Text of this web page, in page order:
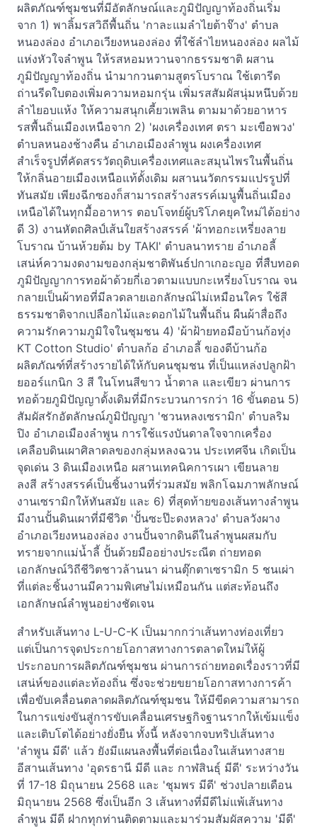
ผลิตภัณฑ์ชุมชนที่มีอัตลักษณ์และภูมิปัญญาท้องถิ่นเริ่ม
จาก 1) พาลิ้มรสวิถีพื้นถิ่น 'กาละแมลำไยต้าจ๊าง' ตำบล
หนองล่อง อำเภอเวียงหนองล่อง ที่ใช้ลำไยหนองล่อง ผลไม้
แห่งหัวใจลำพูน ให้รสหอมหวานจากธรรมชาติ ผสาน
ภูมิปัญญาท้องถิ่น นำมากวนตามสูตรโบราณ ใช้เตารีด
ถ่านรีดใบตองเพิ่มความหอมกรุ่น เพิ่มรสสัมผัสนุ่มหนึบด้วย
ลำไยอบแห้ง ให้ความสนุกเคี้ยวเพลิน ตามมาด้วยอาหาร
รสพื้นถิ่นเมืองเหนือจาก 2) 'ผงเครื่องเทศ ตรา มะเขือพวง'
ตำบลหนองช้างคืน อำเภอเมืองลำพูน ผงเครื่องเทศ
สำเร็จรูปที่คัดสรรวัตถุดิบเครื่องเทศและสมุนไพรในพื้นถิ่น
ให้กลิ่นอายเมืองเหนือแท้ดั้งเดิม ผสานนวัตกรรมแปรรูปที่
ทันสมัย เพียงฉีกซองก็สามารถสร้างสรรค์เมนูพื้นถิ่นเมือง
เหนือได้ในทุกมื้ออาหาร ตอบโจทย์ผู้บริโภคยุคใหม่ได้อย่าง
ดี 3) งานหัตถศิลป์เส้นใยสร้างสรรค์ 'ผ้าทอกะเหรี่ยงลาย
โบราณ บ้านห้วยต้ม by TAKI' ตำบลนาทราย อำเภอลี้
เสน่ห์ความงดงามของกลุ่มชาติพันธ์ปกาเกอะญอ ที่สืบทอด
ภูมิปัญญาการทอผ้าด้วยกี่เอวตามแบบกะเหรี่ยงโบราณ จน
กลายเป็นผ้าทอที่มีลวดลายเอกลักษณ์ไม่เหมือนใคร ใช้สี
ธรรมชาติจากเปลือกไม้และดอกไม้ในพื้นถิ่น ผืนผ้าสื่อถึง
ความรักความภูมิใจในชุมชน 4) 'ผ้าฝ้ายทอมือบ้านก้อทุ่ง
KT Cotton Studio' ตำบลก้อ อำเภอลี้ ของดีบ้านก้อ
ผลิตภัณฑ์ที่สร้างรายได้ให้กับคนชุมชน ที่เป็นแหล่งปลูกฝ้า
ยออร์แกนิก 3 สี ในโทนสีขาว น้ำตาล และเขียว ผ่านการ
ทอด้วยภูมิปัญญาดั้งเดิมที่มีกระบวนการกว่า 16 ขั้นตอน 5)
สัมผัสรักอัตลักษณ์ภูมิปัญญา 'ชวนหลงเซรามิก' ตำบลริม
ปิง อำเภอเมืองลำพูน การใช้แรงบันดาลใจจากเครื่อง
เคลือบดินเผาศิลาดลของกลุ่มหลงฉวน ประเทศจีน เกิดเป็น
จุดเด่น 3 ดินเมืองเหนือ ผสานเทคนิคการเผา เขียนลาย
ลงสี สร้างสรรค์เป็นชิ้นงานที่ร่วมสมัย พลิกโฉมภาพลักษณ์
งานเซรามิกให้ทันสมัย และ 6) ที่สุดท้ายของเส้นทางลำพูน
มีงานปั้นดินเผาที่มีชีวิต 'ปั้นซะป๊ะดงหลวง' ตำบลวังผาง
อำเภอเวียงหนองล่อง งานปั้นจากดินดีในลำพูนผสมกับ
ทรายจากแม่น้ำลี้ ปั้นด้วยมืออย่างประณีต ถ่ายทอด
เอกลักษณ์วิถีชีวิตชาวล้านนา ผ่านตุ๊กตาเซรามิก 5 ชนเผ่า
ที่แต่ละชิ้นงานมีความพิเศษไม่เหมือนกัน แต่สะท้อนถึง
เอกลักษณ์ลำพูนอย่างชัดเจน
สำหรับเส้นทาง L-U-C-K เป็นมากกว่าเส้นทางท่องเที่ยว
แต่เป็นการจุดประกายโอกาสทางการตลาดใหม่ให้ผู้
ประกอบการผลิตภัณฑ์ชุมชน ผ่านการถ่ายทอดเรื่องราวที่มี
เสน่ห์ของแต่ละท้องถิ่น ซึ่งจะช่วยขยายโอกาสทางการค้า
เพื่อขับเคลื่อนตลาดผลิตภัณฑ์ชุมชน ให้มีขีดความสามารถ
ในการแข่งขันสู่การขับเคลื่อนเศรษฐกิจฐานรากให้เข้มแข็ง
และเติบโตได้อย่างยั่งยืน ทั้งนี้ หลังจากจบทริปเส้นทาง
'ลำพูน มีดี' แล้ว ยังมีแผนลงพื้นที่ต่อเนื่องในเส้นทางสาย
อีสานเส้นทาง 'อุดรธานี มีดี และ กาฬสินธุ์ มีดี' ระหว่างวัน
ที่ 17-18 มิถุนายน 2568 และ 'ชุมพร มีดี' ช่วงปลายเดือน
มิถุนายน 2568 ซึ่งเป็นอีก 3 เส้นทางที่มีดีไม่แพ้เส้นทาง
ลำพูน มีดี ฝากทุกท่านติดตามและมาร่วมสัมผัสความ 'มีดี'